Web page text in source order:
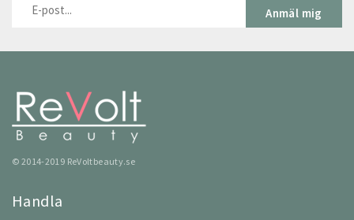
Anmäl mig
© 2014-2019 ReVoltbeauty.se
Handla